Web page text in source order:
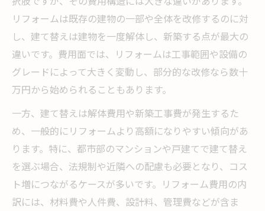
リフォームは既存の建物の一部や全体を改修するのに対
し、建て替えは建物を一度解体し、新築する点が最大の
違いです。費用面では、リフォームは工事範囲や設備の
グレードによって大きく変動し、部分的な改修なら数十
万円から始められることもあります。
一方、建て替えは解体費用や新築工事費が発生するた
め、一般的にリフォームより高額になりやすい傾向があ
ります。特に、都市部のマンションや戸建てで建て替え
を選ぶ場合、法規制や近隣への配慮も必要となり、コス
ト増につながるケースが多いです。リフォーム費用の内
訳には、材料費や人件費、設計料、管理費などが含ま